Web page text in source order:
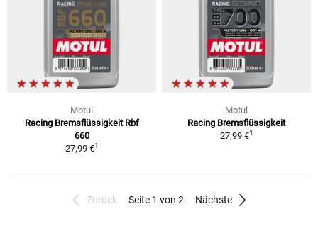
Motul
Racing Bremsflüssigkeit Rbf
660
27,99 €1
Motul
Racing Bremsflüssigkeit
27,99 €1
Zurück Seite 1 von 2 Nächste